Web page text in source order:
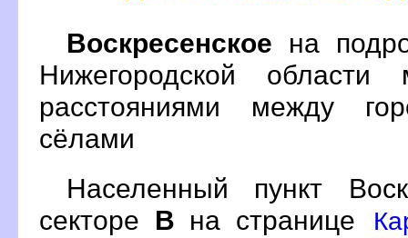
оскресенское на
Нижегородской
расстояниями между
сёлами
Населенный пункт
секторе
на странице